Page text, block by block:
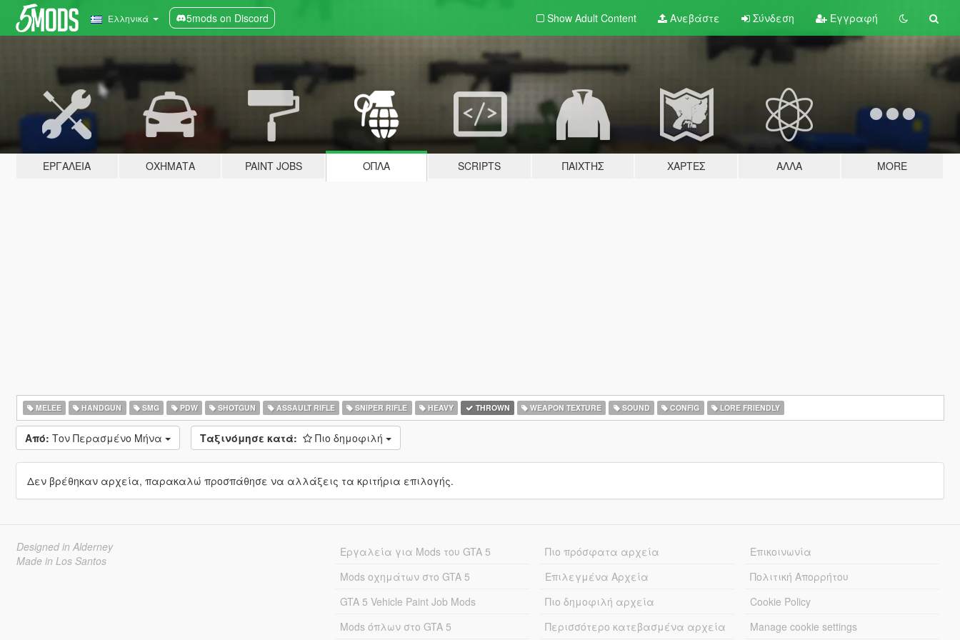
Ελληνικά 5mods on Discord Show Adult Content Ανεβάστε Σύνδεση Εγγραφή
ΕΡΓΑΛΕΊΑ ΟΧΉΜΑΤΑ PAINT JOBS ΌΠΛΑ SCRIPTS ΠΑΊΧΤΗΣ ΧΆΡΤΕΣ ΆΛΛΑ MORE
MELEE HANDGUN SMG PDW SHOTGUN ASSAULT RIFLE SNIPER RIFLE HEAVY THROWN WEAPON TEXTURE SOUND CONFIG LORE FRIENDLY
Από: Τον Περασμένο Μήνα Ταξινόμησε κατά: Πιο δημοφιλή
Δεν βρέθηκαν αρχεία, παρακαλώ προσπάθησε να αλλάξεις τα κριτήρια επιλογής.
Designed in Alderney
Made in Los Santos
Εργαλεία για Mods του GTA 5
Mods οχημάτων στο GTA 5
GTA 5 Vehicle Paint Job Mods
Mods όπλων στο GTA 5
Πιο πρόσφατα αρχεία
Επιλεγμένα Αρχεία
Πιο δημοφιλή αρχεία
Περισσότερο κατεβασμένα αρχεία
Επικοινωνία
Πολιτική Απορρήτου
Cookie Policy
Manage cookie settings